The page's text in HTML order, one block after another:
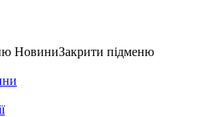
НовиниЗакрити підменю